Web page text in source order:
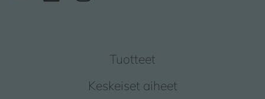
Tuotteet
Keskeiset aiheet